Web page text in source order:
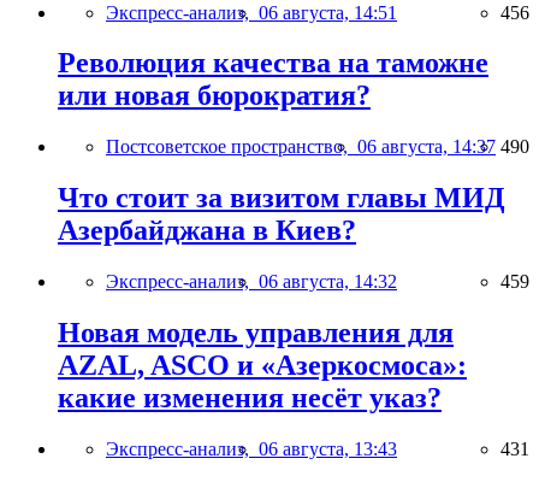
Экспресс-анализ, 06 августа, 14:51 456
Революция качества на таможне
или новая бюрократия?
Постсоветское пространство, 06 августа, 14:37 490
Что стоит за визитом главы МИД
Азербайджана в Киев?
Экспресс-анализ, 06 августа, 14:32 459
Новая модель управления для
AZAL, ASCO и «Азеркосмоса»:
какие изменения несёт указ?
Экспресс-анализ, 06 августа, 13:43 431